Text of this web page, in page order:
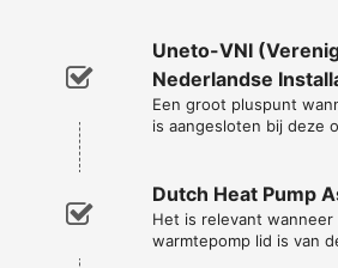
Uneto-VNI
Nederlandse
Een groot pluspunt
is aangesloten bij deze
Dutch Heat Pump
Het is relevant
warmtepomp lid is van